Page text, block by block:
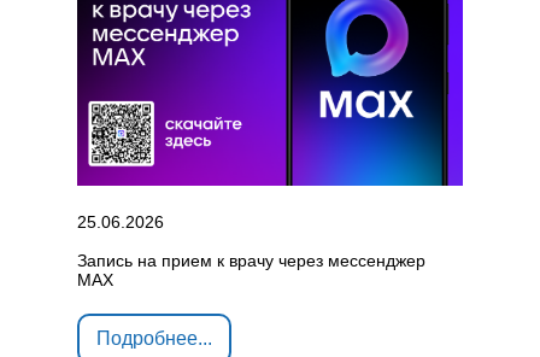
25.06.2026
Запись на прием к врачу через мессенджер
MAX
Подробнее...